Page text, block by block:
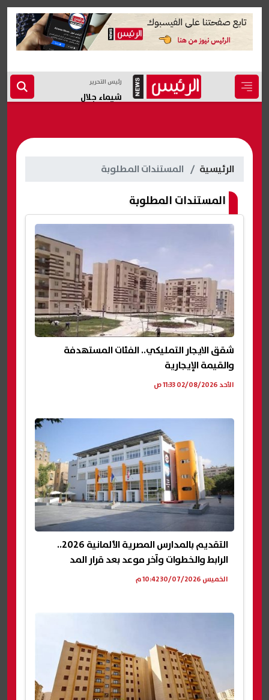
رئيس التحرير
شيماء جلال
الرئيسية المستندات المطلوبة
المستندات المطلوبة
شقق الايجار التمليكي.. الفئات المستهدفة
والقيمة الإيجارية
الأحد 02/08/2026 11:33 ص
التقديم بالمدارس المصرية الألمانية 2026..
الرابط والخطوات وآخر موعد بعد قرار المد
الخميس 30/07/2026 10:42 م